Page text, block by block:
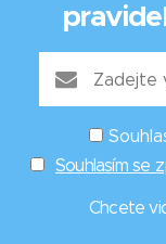
Souhlasím se
Chcete